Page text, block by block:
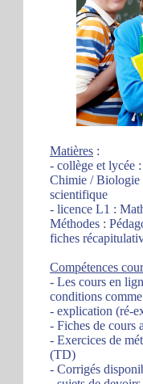
Matières :
- collège et lycée
Chimie / Biologie
scientifique
- licence L1 :
Méthodes :
fiches
Compétences
- Les cours en
conditions
- explication (ré-
- Fiches de cours
- Exercices de
(TD)
- Corrigés